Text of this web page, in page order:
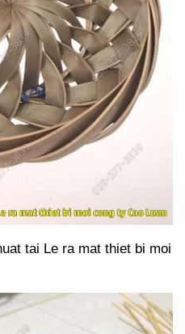
tai Le ra mat thiet bi moi